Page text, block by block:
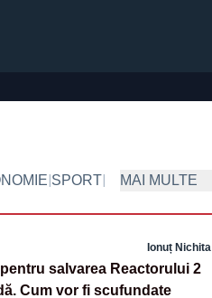
|SPORT| MAI MULTE
Ionuț Nichita
salvarea Reactorului 2
Cum vor fi scufundate